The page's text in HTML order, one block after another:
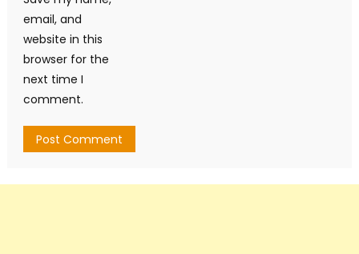
email, and
website in this
browser for the
next time I
comment.